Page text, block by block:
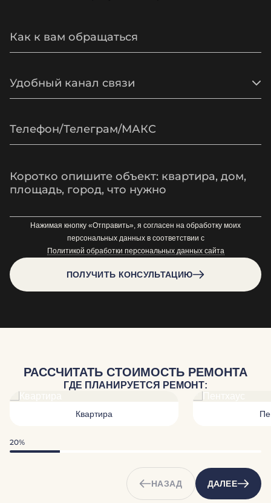
Удобный канал связи
ПОЛУЧИТЬ КОНСУЛЬТАЦИЮ
Нажимая кнопку «Отправить», я согласен на обработку моих
персональных данных в соответствии с
Политикой обработки персональных данных сайта
РАССЧИТАТЬ СТОИМОСТЬ РЕМОНТА
ГДЕ ПЛАНИРУЕТСЯ РЕМОНТ:
Квартира
20%
НАЗАД ДАЛЕЕ